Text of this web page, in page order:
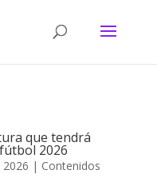
que tendrá
2026
| Contenidos